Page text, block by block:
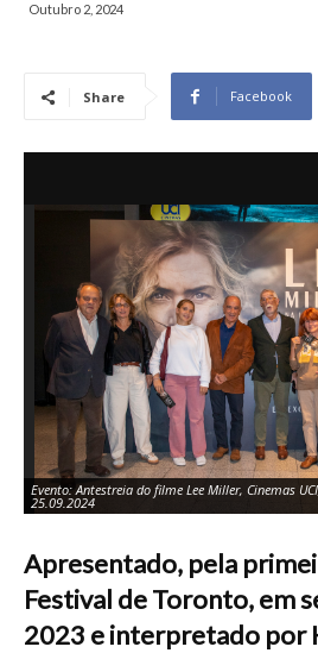
Outubro 2, 2024
Share Facebook
Evento: Antestreia do filme Lee Miller, Cinemas
25.09.2024
Apresentado, pela
Festival de Toronto, em
2023 e interpretado por